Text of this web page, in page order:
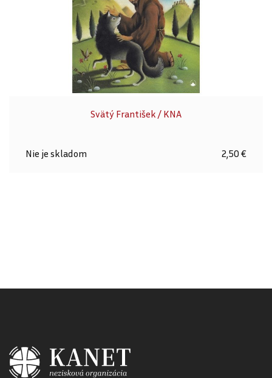
Svätý František / KNA
Nie je skladom 2,50 €